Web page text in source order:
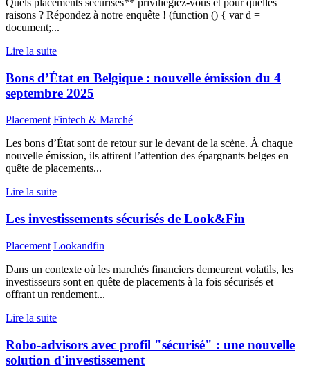
Quels placements sécurisés** priviliégiez-vous et pour quelles
raisons ? Répondez à notre enquête ! (function () { var d =
document;...
Lire la suite
Bons d’État en Belgique : nouvelle émission du 4
septembre 2025
Placement Fintech & Marché
Les bons d’État sont de retour sur le devant de la scène. À chaque
nouvelle émission, ils attirent l’attention des épargnants belges en
quête de placements...
Lire la suite
Les investissements sécurisés de Look&Fin
Placement Lookandfin
Dans un contexte où les marchés financiers demeurent volatils, les
investisseurs sont en quête de placements à la fois sécurisés et
offrant un rendement...
Lire la suite
Robo-advisors avec profil "sécurisé" : une nouvelle
solution d'investissement